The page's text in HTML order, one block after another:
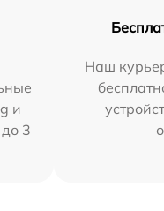
и
3
Наш